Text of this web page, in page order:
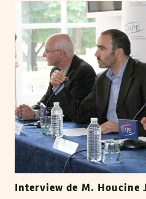
Interview de M. Houcine